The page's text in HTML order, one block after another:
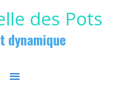
des Pots
dynamique
MENU